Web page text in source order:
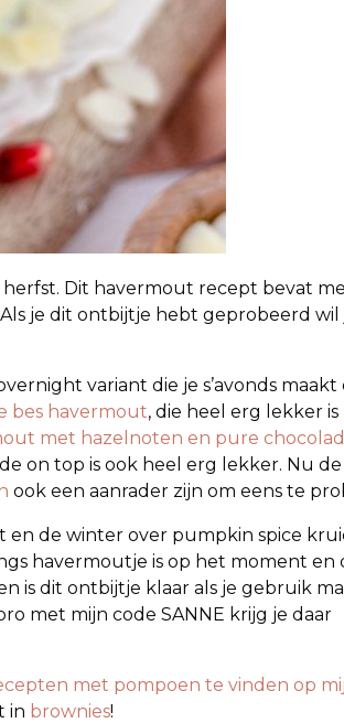
Dit havermout recept bevat
je dit ontbijtje hebt geprobeerd wil
variant die je s’avonds maakt
bes havermout, die heel erg lekker
met hazelnoten en pure
on top is ook heel erg lekker. Nu de
ook een aanrader zijn om eens te
en de winter over pumpkin spice
havermoutje is op het moment en
is dit ontbijtje klaar als je gebruik
met mijn code SANNE krijg je daar
met pompoen te vinden op
in brownies!